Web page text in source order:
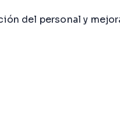
del personal y